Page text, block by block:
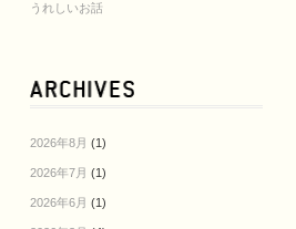
うれしいお話
2026年8月 (1)
2026年7月 (1)
2026年6月 (1)